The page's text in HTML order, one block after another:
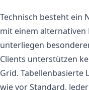
Technisch besteht ein
mit einem alternativen
unterliegen
Clients unterstützen
Grid. Tabellenbasierte
wie vor Standard.